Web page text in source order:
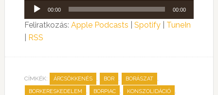
Audió
lejátszó
00:00 00:00
Feliratkozás: Apple Podcasts Spotify| TuneIn
RSS
CÍMKÉK: ÁRCSÖKKENÉS , BOR , BORÁSZAT ,
BORKERESKEDELEM , BORPIAC , KONSZOLIDÁCIÓ ,